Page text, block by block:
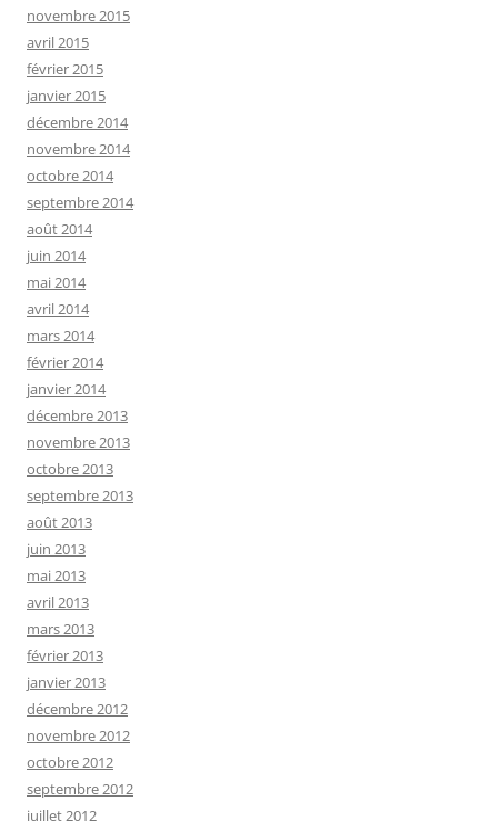
novembre 2015
avril 2015
février 2015
janvier 2015
décembre 2014
novembre 2014
octobre 2014
septembre 2014
août 2014
juin 2014
mai 2014
avril 2014
mars 2014
février 2014
janvier 2014
décembre 2013
novembre 2013
octobre 2013
septembre 2013
août 2013
juin 2013
mai 2013
avril 2013
mars 2013
février 2013
janvier 2013
décembre 2012
novembre 2012
octobre 2012
septembre 2012
juillet 2012